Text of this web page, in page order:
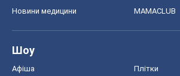
Новини медицини MAMACLUB
Шоу
Афіша Плітки